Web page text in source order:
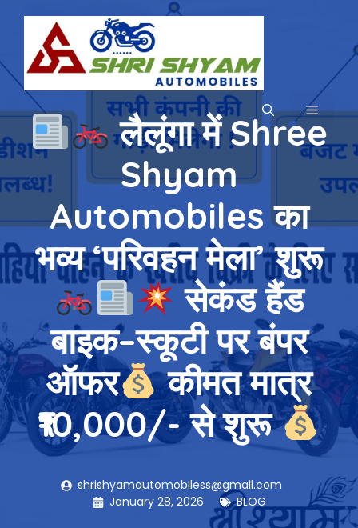
content
MENU
लैलूंगा में Shree
Shyam
Automobiles का
भव्य ‘परिवहन मेला’ शुरू
सेकंड हैंड
बाइक–स्कूटी पर बंपर
ऑफर
कीमत मात्र
₹10,000/- से शुरू
shrishyamautomobiless@gmail.com
January 28, 2026
BLOG